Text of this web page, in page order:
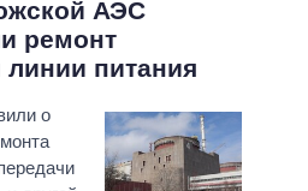
АЭС
ремонт
питания
о